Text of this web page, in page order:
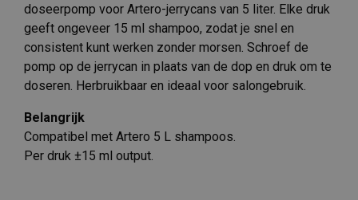
doseerpomp voor Artero-jerrycans van 5 liter. Elke druk
geeft ongeveer 15 ml shampoo, zodat je snel en
consistent kunt werken zonder morsen. Schroef de
pomp op de jerrycan in plaats van de dop en druk om te
doseren. Herbruikbaar en ideaal voor salongebruik.
Belangrijk
Compatibel met Artero 5 L shampoos.
Per druk ±15 ml output.